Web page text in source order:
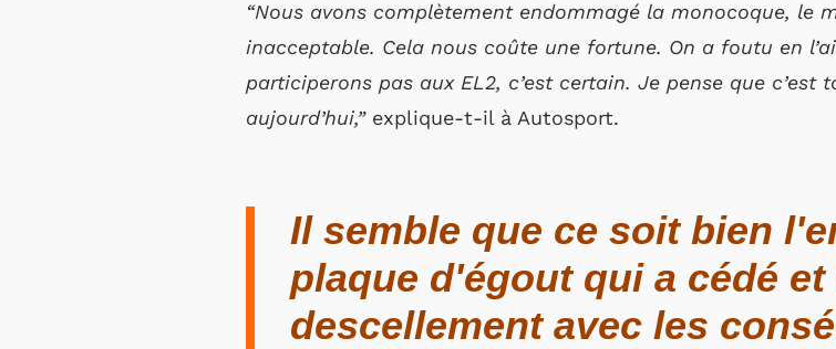
“Nous avons complètement endommagé la monocoque, le
inacceptable. Cela nous coûte une fortune. On a foutu en
participerons pas aux EL2, c’est certain. Je pense que
aujourd’hui,”explique-t-il à Autosport.
Il semble que ce soit bien
plaque d'égout qui a cédé
descellement avec les